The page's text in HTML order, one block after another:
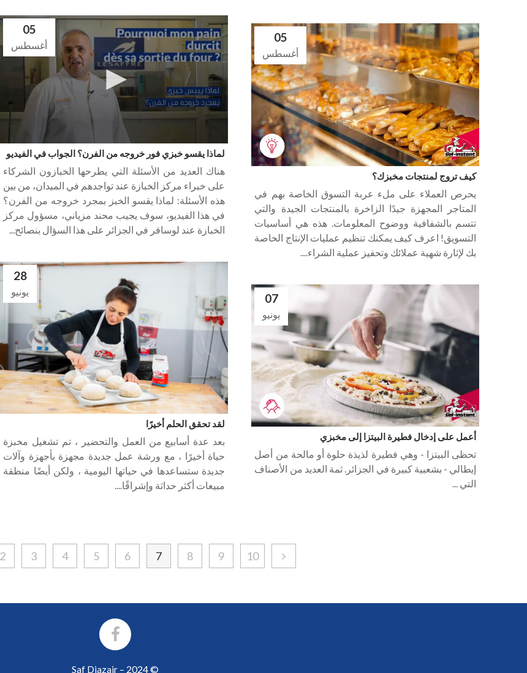
05
أغسطس
لماذا يقسو خبزي فور خروجه من الفرن؟ الجواب في الفيديو
هناك العديد من الأسئلة التي يطرحها الخبازون الشركاء
على خبراء مركز الخبازة عند تواجدهم في الميدان، من بين
هذه الأسئلة: لماذا يقسو الخبز بمجرد خروجه من الفرن؟
في هذا الفيديو، سوف يجيب محند مزياني، مسؤول مركز
الخبازة عند لوسافر في الجزائر على هذا السؤال بنصائح...
05
أغسطس
كيف تروج لمنتجات مخبزك؟
يحرص العملاء على ملء عربة التسوق الخاصة بهم في
المتاجر المجهزة جيدًا الزاخرة بالمنتجات الجيدة والتي
تتسم بالشفافية ووضوح المعلومات. هذه هي أساسيات
التسويق! اعرف كيف يمكنك تنظيم عمليات الإنتاج الخاصة
بك لإثارة شهية عملائك وتحفيز عملية الشراء....
28
يونيو
لقد تحقق الحلم أخيرًا
بعد عدة أسابيع من العمل والتحضير ، تم تشغيل مخبزة
حياة أخيرًا ، مع ورشة عمل جديدة مجهزة بأجهزة وآلات
جديدة ستساعدها في حياتها اليومية ، ولكن أيضًا منطقة
مبيعات أكثر حداثة وإشراقًا....
07
يونيو
أعمل على إدخال فطيرة البيتزا إلى مخبزي
تحظى البيتزا - وهي فطيرة لذيذة حلوة أو مالحة من أصل
إيطالي - بشعبية كبيرة في الجزائر. ثمة العديد من الأصناف
التي ...
2 3 4 5 6 7 8 9 10
© 2024 – Saf Djazair